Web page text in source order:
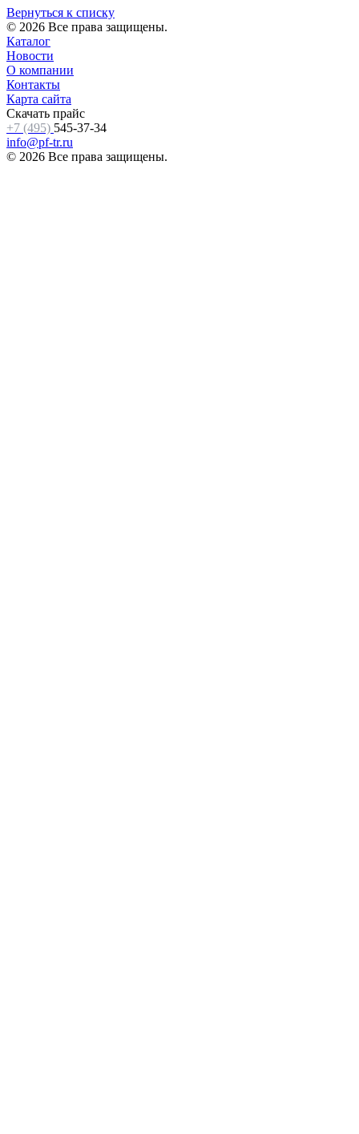
Вернуться к списку
© 2026 Все права защищены.
Каталог
Новости
О компании
Контакты
Карта сайта
Скачать прайс
+7 (495) 545-37-34
info@pf-tr.ru
© 2026 Все права защищены.